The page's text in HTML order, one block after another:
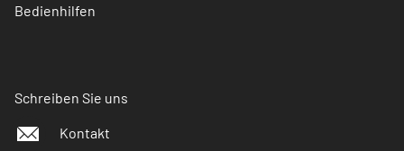
Bedienhilfen
Schreiben Sie uns
Kontakt